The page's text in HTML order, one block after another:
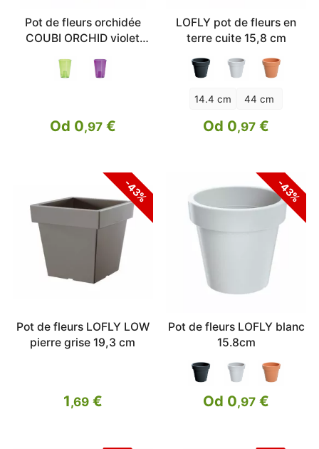
Pot de fleurs orchidée
COUBI ORCHID violet
Od 0,97€
LOFLY pot de fleurs en
terre cuite 15,8 cm
14.4 cm 44 cm
Od 0,97 €
-43%
Pot de fleurs LOFLY LOW
pierre grise 19,3 cm
1,69€
-43%
Pot de fleurs LOFLY blanc
15.8cm
Od 0,97 €